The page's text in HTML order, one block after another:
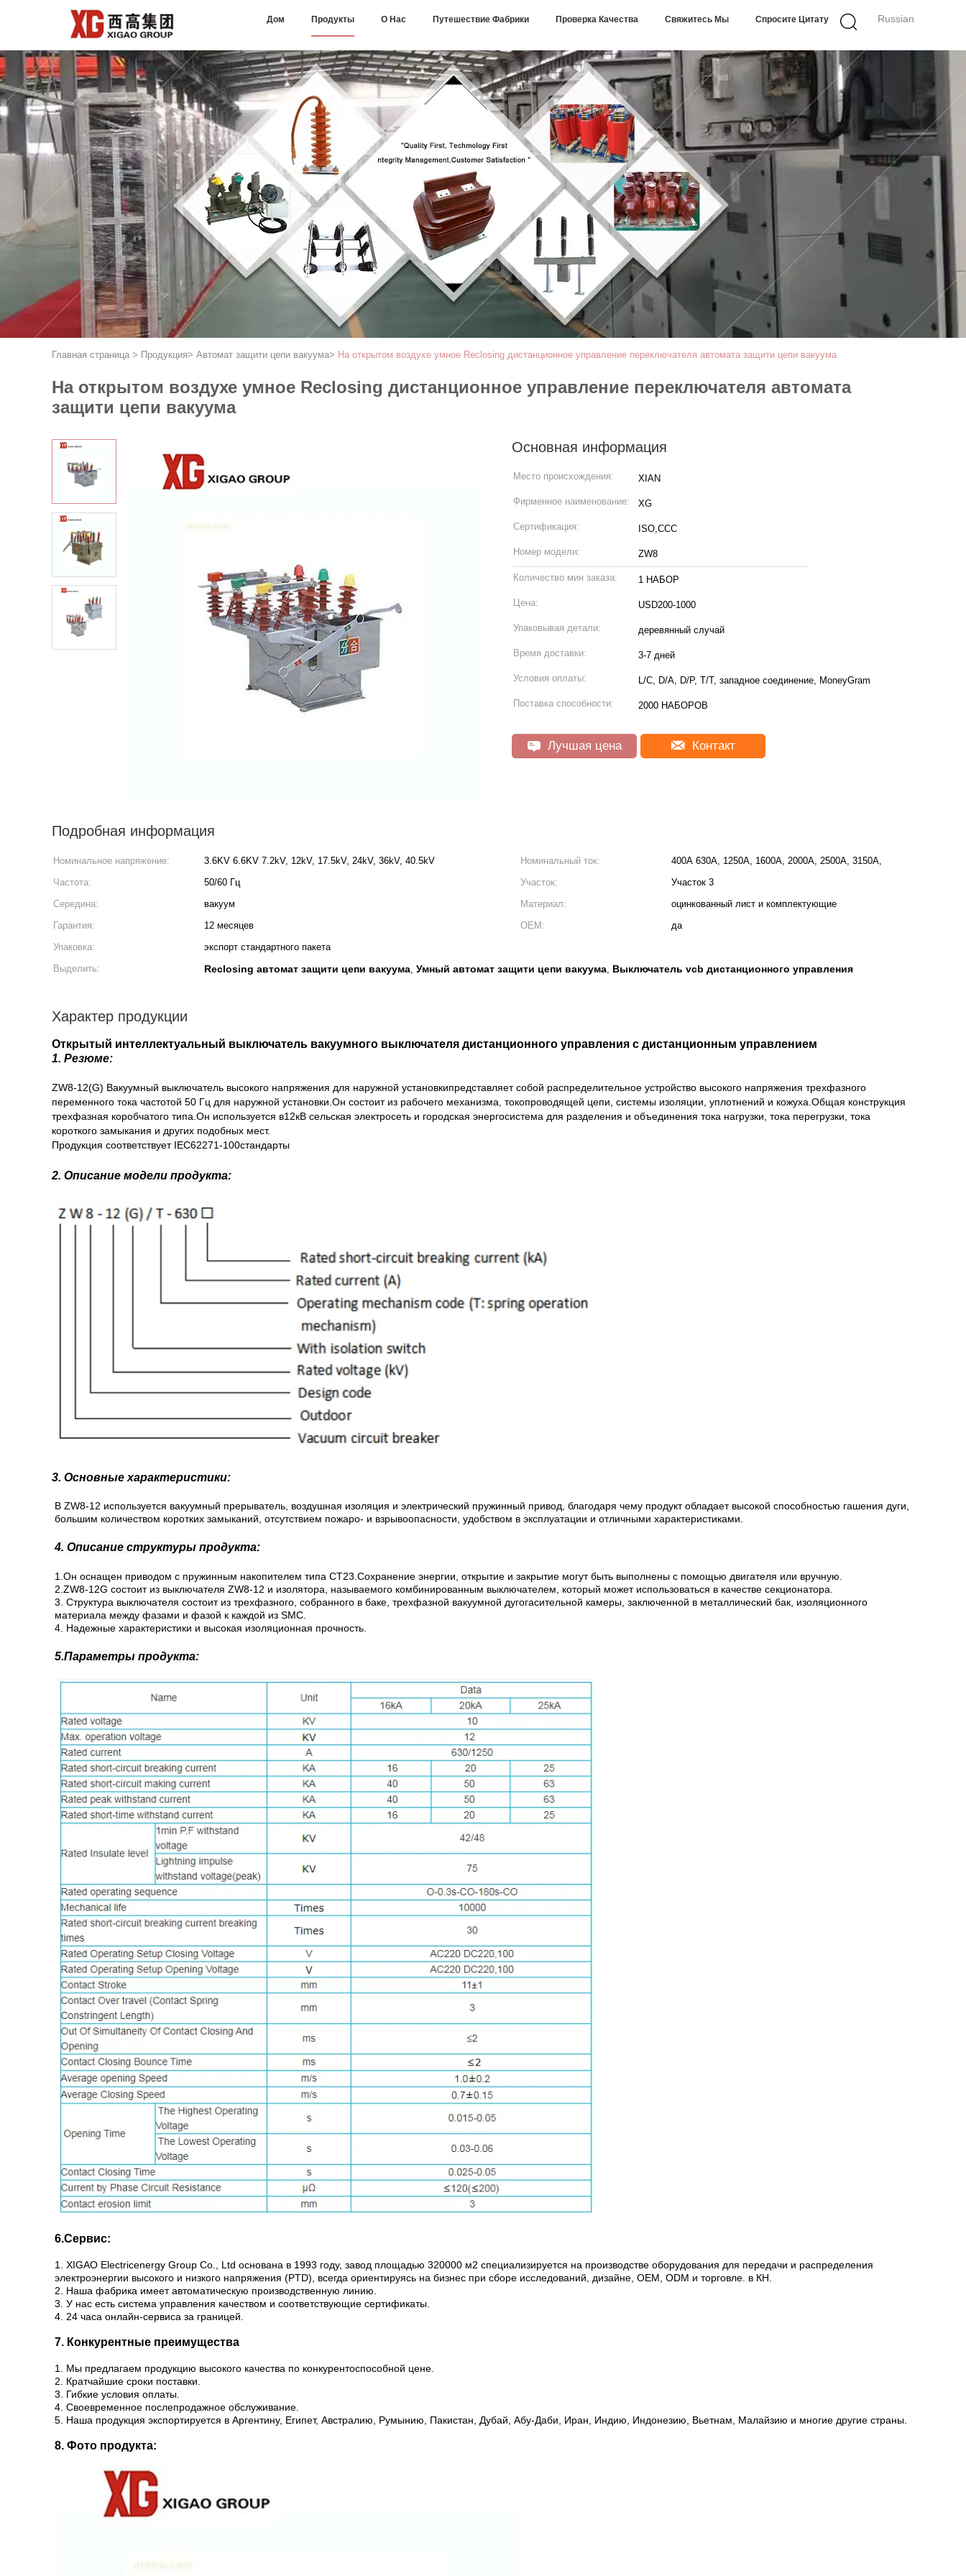
Russian
Дом Продукты О Нас Путешествие Фабрики Проверка Качества Свяжитесь Мы Спросите Цитату
Главная страница > Продукция> Автомат защити цепи вакуума> На открытом воздухе умное Reclosing дистанционное управление переключателя автомата защити цепи вакуума
На открытом воздухе умное Reclosing дистанционное управление переключателя автомата
защити цепи вакуума
Основная информация
Место происхождения: XIAN
Фирменное наименование: XG
Сертификация: ISO,CCC
Номер модели: ZW8
Количество мин заказа: 1 НАБОР
Цена: USD200-1000
Упаковывая детали: деревянный случай
Время доставки: 3-7 дней
Условия оплаты: L/C, D/A, D/P, T/T, западное соединение, MoneyGram
Поставка способности: 2000 НАБОРОВ
Лучшая цена Контакт
Подробная информация
Номинальное напряжение: 3.6KV 6.6KV 7.2kV, 12kV, 17.5kV, 24kV, 36kV, 40.5kV Номинальный ток:
400А 630А, 1250А, 1600А, 2000А, 2500А, 3150А,
Частота:
50/60 Гц Участок:
Участок 3
Середина:
вакуум Материал:
оцинкованный лист и комплектующие
Гарантия:
12 месяцев ОЕМ:
да
Упаковка:
экспорт стандартного пакета
Выделить:
Reclosing автомат защити цепи вакуума, Умный автомат защити цепи вакуума, Выключатель vcb дистанционного управления
Характер продукции
Открытый интеллектуальный выключатель вакуумного выключателя дистанционного управления с дистанционным управлением
1. Резюме:
ZW8-12(G) Вакуумный выключатель высокого напряжения для наружной установкипредставляет собой распределительное устройство высокого напряжения трехфазного
переменного тока частотой 50 Гц для наружной установки.Он состоит из рабочего механизма, токопроводящей цепи, системы изоляции, уплотнений и кожуха.Общая конструкция
трехфазная коробчатого типа.Он используется в12кВ сельская электросеть и городская энергосистема для разделения и объединения тока нагрузки, тока перегрузки, тока
короткого замыкания и других подобных мест.
Продукция соответствует IEC62271-100стандарты
2. Описание модели продукта:
3. Основные характеристики:
В ZW8-12 используется вакуумный прерыватель, воздушная изоляция и электрический пружинный привод, благодаря чему продукт обладает высокой способностью гашения дуги,
большим количеством коротких замыканий, отсутствием пожаро- и взрывоопасности, удобством в эксплуатации и отличными характеристиками.
4. Описание структуры продукта:
1.Он оснащен приводом с пружинным накопителем типа CT23.Сохранение энергии, открытие и закрытие могут быть выполнены с помощью двигателя или вручную.
2.ZW8-12G состоит из выключателя ZW8-12 и изолятора, называемого комбинированным выключателем, который может использоваться в качестве секционатора.
3. Структура выключателя состоит из трехфазного, собранного в баке, трехфазной вакуумной дугогасительной камеры, заключенной в металлический бак, изоляционного
материала между фазами и фазой к каждой из SMC.
4. Надежные характеристики и высокая изоляционная прочность.
5.Параметры продукта:
6.Сервис:
1. XIGAO Electricenergy Group Co., Ltd основана в 1993 году, завод площадью 320000 м2 специализируется на производстве оборудования для передачи и распределения
электроэнергии высокого и низкого напряжения (PTD), всегда ориентируясь на бизнес при сборе исследований, дизайне, OEM, ODM и торговле. в КН.
2. Наша фабрика имеет автоматическую производственную линию.
3. У нас есть система управления качеством и соответствующие сертификаты.
4. 24 часа онлайн-сервиса за границей.
7. Конкурентные преимущества
1. Мы предлагаем продукцию высокого качества по конкурентоспособной цене.
2. Кратчайшие сроки поставки.
3. Гибкие условия оплаты.
4. Своевременное послепродажное обслуживание.
5. Наша продукция экспортируется в Аргентину, Египет, Австралию, Румынию, Пакистан, Дубай, Абу-Даби, Иран, Индию, Индонезию, Вьетнам, Малайзию и многие другие страны.
8. Фото продукта: